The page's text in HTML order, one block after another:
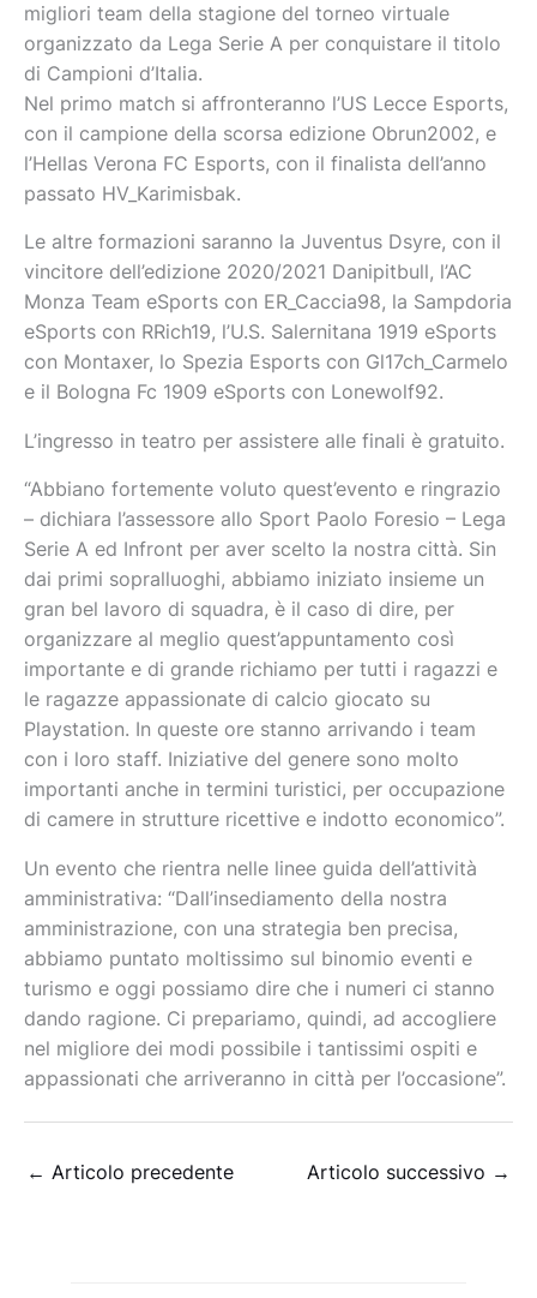
migliori team della stagione del torneo virtuale
organizzato da Lega Serie A per conquistare il titolo
di Campioni d’Italia.
Nel primo match si affronteranno l’US Lecce Esports,
con il campione della scorsa edizione Obrun2002, e
l’Hellas Verona FC Esports, con il finalista dell’anno
passato HV_Karimisbak.
Le altre formazioni saranno la Juventus Dsyre, con il
vincitore dell’edizione 2020/2021 Danipitbull, l’AC
Monza Team eSports con ER_Caccia98, la Sampdoria
eSports con RRich19, l’U.S. Salernitana 1919 eSports
con Montaxer, lo Spezia Esports con Gl17ch_Carmelo
e il Bologna Fc 1909 eSports con Lonewolf92.
L’ingresso in teatro per assistere alle finali è gratuito.
“Abbiano fortemente voluto quest’evento e ringrazio
– dichiara l’assessore allo Sport Paolo Foresio – Lega
Serie A ed Infront per aver scelto la nostra città. Sin
dai primi sopralluoghi, abbiamo iniziato insieme un
gran bel lavoro di squadra, è il caso di dire, per
organizzare al meglio quest’appuntamento così
importante e di grande richiamo per tutti i ragazzi e
le ragazze appassionate di calcio giocato su
Playstation. In queste ore stanno arrivando i team
con i loro staff. Iniziative del genere sono molto
importanti anche in termini turistici, per occupazione
di camere in strutture ricettive e indotto economico”.
Un evento che rientra nelle linee guida dell’attività
amministrativa: “Dall’insediamento della nostra
amministrazione, con una strategia ben precisa,
abbiamo puntato moltissimo sul binomio eventi e
turismo e oggi possiamo dire che i numeri ci stanno
dando ragione. Ci prepariamo, quindi, ad accogliere
nel migliore dei modi possibile i tantissimi ospiti e
appassionati che arriveranno in città per l’occasione”.
← Articolo precedente Articolo successivo →